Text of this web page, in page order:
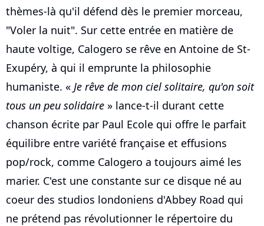
thèmes-là qu'il défend dès le premier morceau,
"Voler la nuit". Sur cette entrée en matière de
haute voltige, Calogero se rêve en Antoine de St-
Exupéry, à qui il emprunte la philosophie
humaniste. « Je rêve de mon ciel solitaire, qu'on soit
tous un peu solidaire » lance-t-il durant cette
chanson écrite par Paul Ecole qui offre le parfait
équilibre entre variété française et effusions
pop/rock, comme Calogero a toujours aimé les
marier. C'est une constante sur ce disque né au
coeur des studios londoniens d'Abbey Road qui
ne prétend pas révolutionner le répertoire du